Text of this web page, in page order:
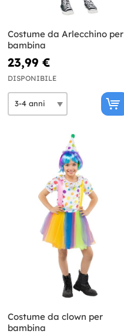
Costume da Arlecchino per
bambina
23,99 €
DISPONIBILE
Costume da clown per
bambina